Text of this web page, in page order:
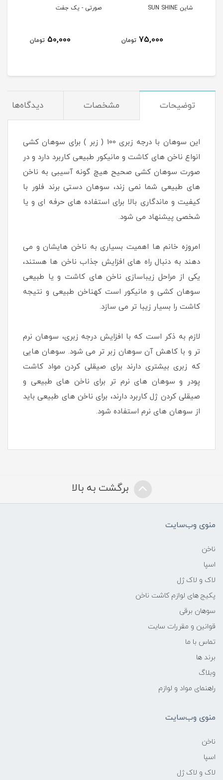
شاین SUN SHINE
75,000 تومان
صورتی - یک جفت
50,000 تومان
توضیحات مشخصات دیدگاه‌ها
این سوهان با درجه زبری 100 ( زبر ) برای سوهان کشی
انواع ناخن های کاشت و مانیکور طبیعی کاربرد دارد و در
صورت سوهان کشی صحیح هیچ گونه آسیبی به ناخن
های طبیعی شما نمی زند، سوهان دستی برند فلور با
کیفیت و ماندگاری بالا برای استفاده های حرفه ای و یا
شخصی پیشنهاد می شود.
امروزه خانم ها اهمیت بسیاری به ناخن هایشان و می
دهند به دنبال راه های افزایش جذاب ناخن ها هستند،
یکی از مراحل زیباسازی ناخن های کاشت و یا طبیعی
سوهان کشی و مانیکور است کهناخن طبیعی و نتیجه
کاشت را بسیار زیبا تر می سازد.
لازم به ذکر است که با افزایش درجه زبری، سوهان نرم
تر و با کاهش آن سوهان زبر تر می شود. سوهان هایی
که زبری بیشتری دارند برای صیقلی کردن مواد کاشت
پودر و سوهان های نرم تر برای ناخن های طبیعی و
صیقلی کردن ژل کاربرد دارند، برای ناخن های طبیعی باید
از سوهان های نرم استفاده شود.
برگشت به بالا
منوی وب‌سایت
ناخن
اسپا
لاک و لاک ژل
پکیج های لوازم کاشت ناخن
سوهان برقی
قوانین و مقررات سایت
تماس با ما
برند ها
وبلاگ
راهنمای مواد و لوازم
منوی وب‌سایت
ناخن
اسپا
لاک و لاک ژل